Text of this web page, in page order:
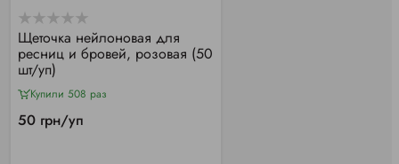
Щеточка нейлоновая для
ресниц и бровей, розовая (50
шт/уп)
Купили 508 раз
50 грн/уп